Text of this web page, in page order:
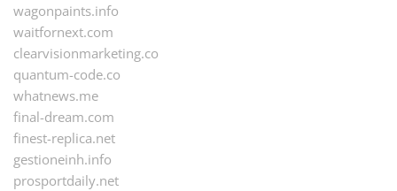
wagonpaints.info
waitfornext.com
clearvisionmarketing.co
quantum-code.co
whatnews.me
final-dream.com
finest-replica.net
gestioneinh.info
prosportdaily.net